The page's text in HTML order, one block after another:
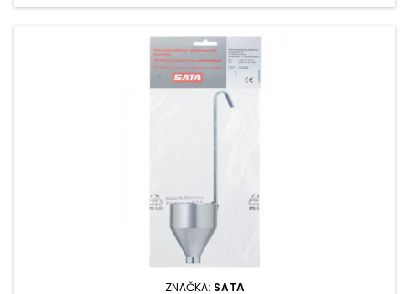
ZNAČKA: SATA